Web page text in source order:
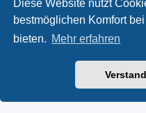
Diese Website nutzt
bestmöglichen Komfort
bieten. Mehr erfahren